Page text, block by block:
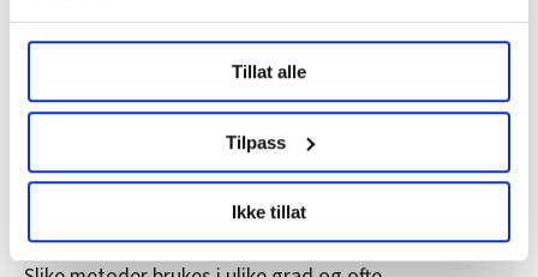
Undermer infokan du lese om hvordan dine personlige
data behandles og hvordan du kan velge hvordan de skal
brukes. Du kan hele tiden endre eller trekke tilbake ditt
samtykke fra erklæringen om informasjonskapsler.
LO Medias publikasjoner frifagbevegelse.no, hk-nytt.no
og fontene.no bruker informasjonskapsler (cookies) for å
lære hvordan våre nettsider blir brukt slik at vi tilby
Tillat alle
Tilpass
Ikke tillat
Åpenhet er også et være eller ikke være overfor andre
aktører i helsetjenesten og i familievernet. Ikke minst
er det viktig overfor familiene som er berørt.
dialogiske metoder i barnevern og
barnevernsrettslig praksis. Det kalles familieråd i
barnevernet og samtaleprosess i Barneverns- og